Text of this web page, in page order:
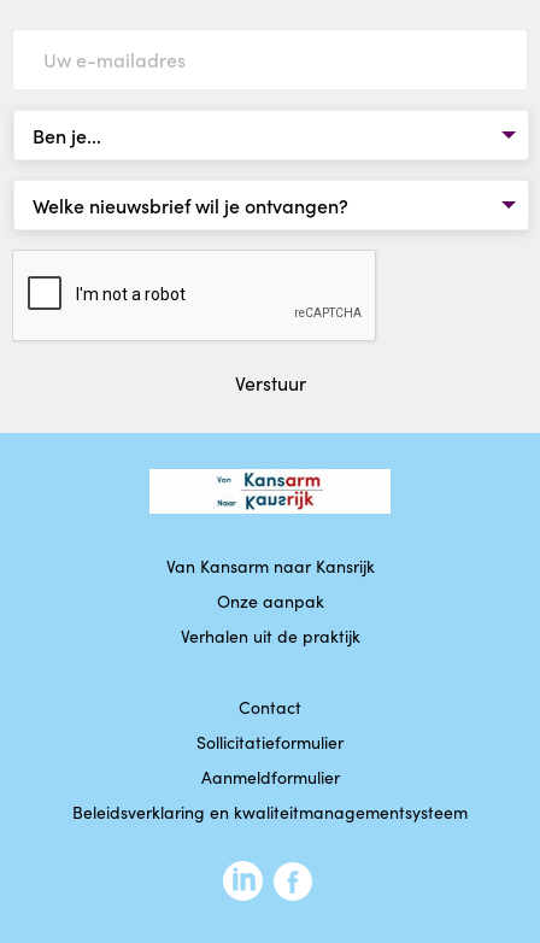
Verstuur
Van Kansarm naar Kansrijk
Onze aanpak
Verhalen uit de praktijk
Contact
Sollicitatieformulier
Aanmeldformulier
Beleidsverklaring en kwaliteitmanagementsysteem